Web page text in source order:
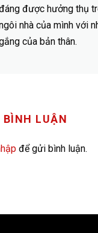
được hưởng thụ
nhà của mình với
của bản thân.
LUẬN
để gửi bình luận.